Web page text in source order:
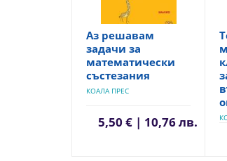
Аз решавам
задачи за
математически
състезания
КОАЛА ПРЕС
5,50 € | 10,76 лв.